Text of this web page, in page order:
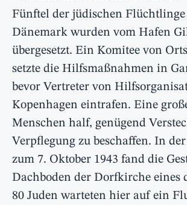
Fünftel der jüdischen Flüchtlinge
Dänemark wurden vom Hafen
übergesetzt. Ein Komitee von
setzte die Hilfsmaßnahmen in
bevor Vertreter von
Kopenhagen eintrafen. Eine
Menschen half, genügend
Verpflegung zu beschaffen. In
zum 7. Oktober 1943 fand die
Dachboden der Dorfkirche eines
80 Juden warteten hier auf ein